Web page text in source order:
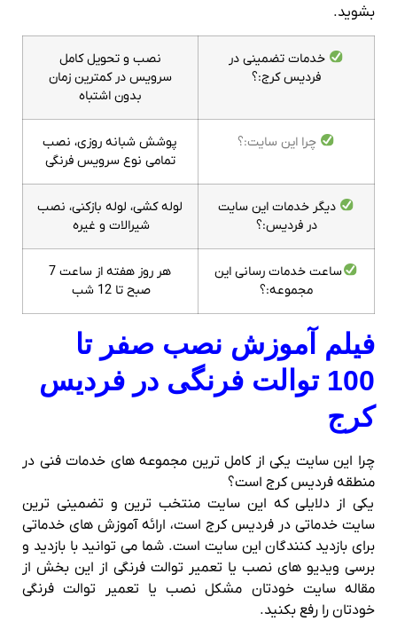
بشوید.
خدمات تضمینی در
فردیس کرج:؟
نصب و تحویل کامل
سرویس در کمترین زمان
بدون اشتباه
چرا این سایت:؟
پوشش شبانه روزی، نصب
تمامی نوع سرویس فرنگی
دیگر خدمات این سایت
در فردیس:؟
لوله کشی، لوله بازکنی، نصب
شیرالات و غیره
ساعت خدمات رسانی این
مجموعه:؟
هر روز هفته از ساعت 7
صبح تا 12 شب
فیلم آموزش نصب صفر تا
100 توالت فرنگی در فردیس
کرج
چرا این سایت یکی از کامل ترین مجموعه های خدمات فنی در
منطقه فردیس کرج است؟
یکی از دلایلی که این سایت منتخب ترین و تضمینی ترین
سایت خدماتی در فردیس کرج است، ارائه آموزش های خدماتی
برای بازدید کنندگان این سایت است. شما می توانید با بازدید و
برسی ویدیو های نصب یا تعمیر توالت فرنگی از این بخش از
مقاله سایت خودتان مشکل نصب یا تعمیر توالت فرنگی
خودتان را رفع بکنید.